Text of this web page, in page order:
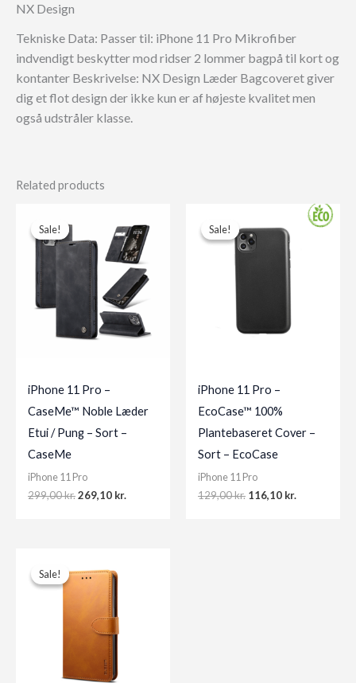
NX Design
Tekniske Data: Passer til: iPhone 11 Pro Mikrofiber
indvendigt beskytter mod ridser 2 lommer bagpå til kort og
kontanter Beskrivelse: NX Design Læder Bagcoveret giver
dig et flot design der ikke kun er af højeste kvalitet men
også udstråler klasse.
Related products
Sale!
Sale!
iPhone 11 Pro –
CaseMe™ Noble Læder
Etui / Pung – Sort –
CaseMe
iPhone 11 Pro
299,00kr.Original
269,10 kr.
Sale!
Sale!
iPhone 11 Pro –
EcoCase™ 100%
Plantebaseret Cover –
Sort – EcoCase
iPhone 11 Pro
129,00kr. Original
116,10 kr.
Sale!
Sale!